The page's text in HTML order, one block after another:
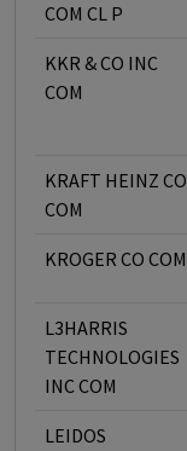
COM CL P
KKR & CO INC
COM
KRAFT HEINZ CO
COM
KROGER CO COM
L3HARRIS
TECHNOLOGIES
INC COM
LEIDOS